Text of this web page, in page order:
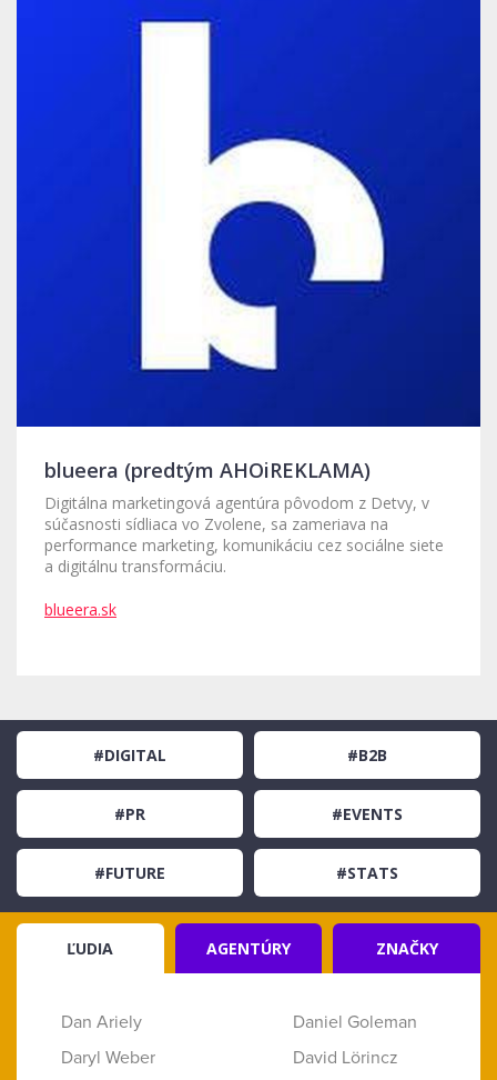
blueera (predtým AHOiREKLAMA)
Digitálna marketingová agentúra pôvodom z Detvy, v
súčasnosti sídliaca vo Zvolene, sa zameriava na
performance marketing, komunikáciu cez sociálne siete
a digitálnu transformáciu.
blueera.sk
#DIGITAL #B2B
#PR #EVENTS
#FUTURE #STATS
ĽUDIA AGENTÚRY ZNAČKY
Dan Ariely
Daniel Goleman
Daryl Weber
David Lörincz